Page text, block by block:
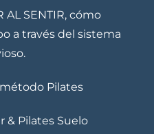
AL SENTIR, cómo
a través del sistema
Pilates
& Pilates Suelo